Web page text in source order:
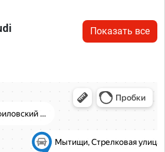
Показать все